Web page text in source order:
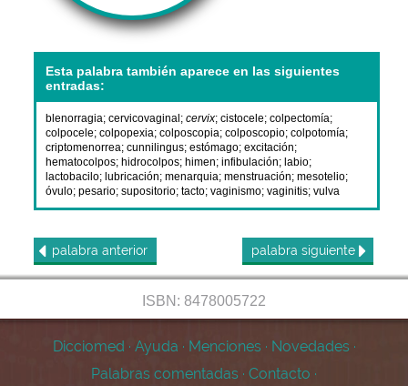
Esta palabra también aparece en las siguientes
entradas:
blenorragia;cervicovaginal ;cervix;cistocele;colpectomía;
colpocele;colpopexia;colposcopia;colposcopio;colpotomía;
criptomenorrea;cunnilingus;estómago;excitación;
hematocolpos; hidrocolpos; himen;infibulación; labio;
lactobacilo; lubricación;menarquia;menstruación;mesotelio;
óvulo;pesario;supositorio;tacto;vaginismo;vaginitis;vulva
palabra anterior palabra siguiente
ISBN: 8478005722
Dicciomed · Ayuda · Menciones · Novedades ·
Palabras comentadas · Contacto ·